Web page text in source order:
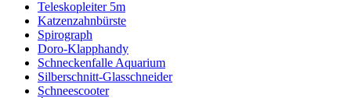
Teleskopleiter 5m
Katzenzahnbürste
Spirograph
Doro-Klapphandy
Schneckenfalle Aquarium
Silberschnitt-Glasschneider
Schneescooter